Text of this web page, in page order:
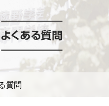
質問